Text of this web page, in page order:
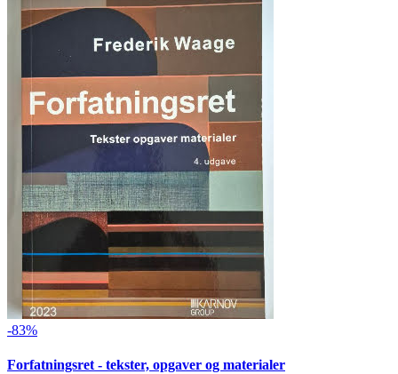
-83%
Forfatningsret - tekster, opgaver og materialer